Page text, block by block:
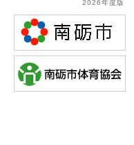
2026年度版